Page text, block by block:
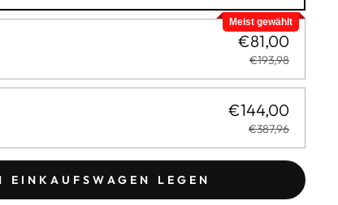
Meist gewählt
€81,00
€193,98
€144,00
€387,96
EINKAUFSWAGEN LEGEN